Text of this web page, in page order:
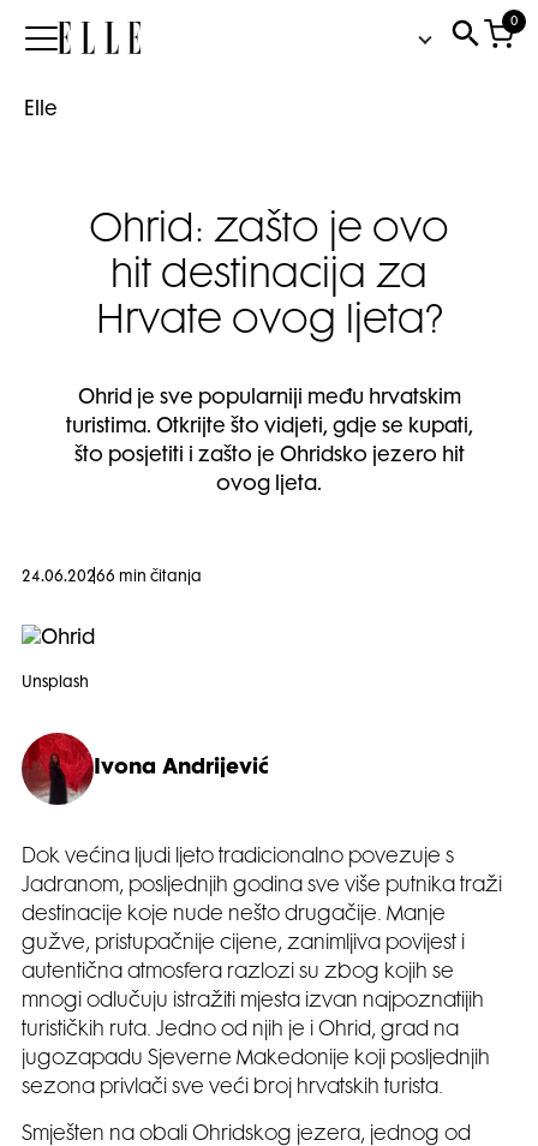
Elle
0
Elle
Ohrid: zašto je ovo
hit destinacija za
Hrvate ovog ljeta?
Ohrid je sve popularniji među hrvatskim
turistima. Otkrijte što vidjeti, gdje se kupati,
što posjetiti i zašto je Ohridsko jezero hit
ovog ljeta.
24.06.20266 min čitanja
Unsplash
Ivona Andrijević
Dok većina ljudi ljeto tradicionalno povezuje s
Jadranom, posljednjih godina sve više putnika traži
destinacije koje nude nešto drugačije. Manje
gužve, pristupačnije cijene, zanimljiva povijest i
autentična atmosfera razlozi su zbog kojih se
mnogi odlučuju istražiti mjesta izvan najpoznatijih
turističkih ruta. Jedno od njih je i Ohrid, grad na
jugozapadu Sjeverne Makedonije koji posljednjih
sezona privlači sve veći broj hrvatskih turista.
Smješten na obali Ohridskog jezera, jednog od